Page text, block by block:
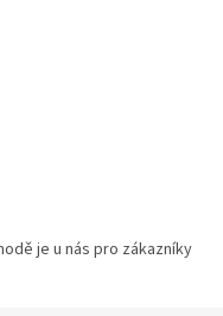
je u nás pro zákazníky